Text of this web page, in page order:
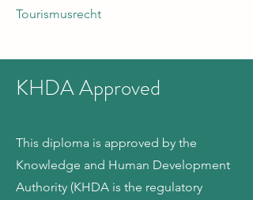
Tourismusrecht
KHDA Approved
This diploma is approved by the
Knowledge and Human Development
Authority (KHDA is the regulatory